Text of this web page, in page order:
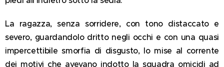
La ragazza, senza sorridere, con tono distaccato e
severo, guardandolo dritto negli occhi e con una quasi
impercettibile smorfia di disgusto, lo mise al corrente
dei motivi che avevano indotto la squadra omicidi ad